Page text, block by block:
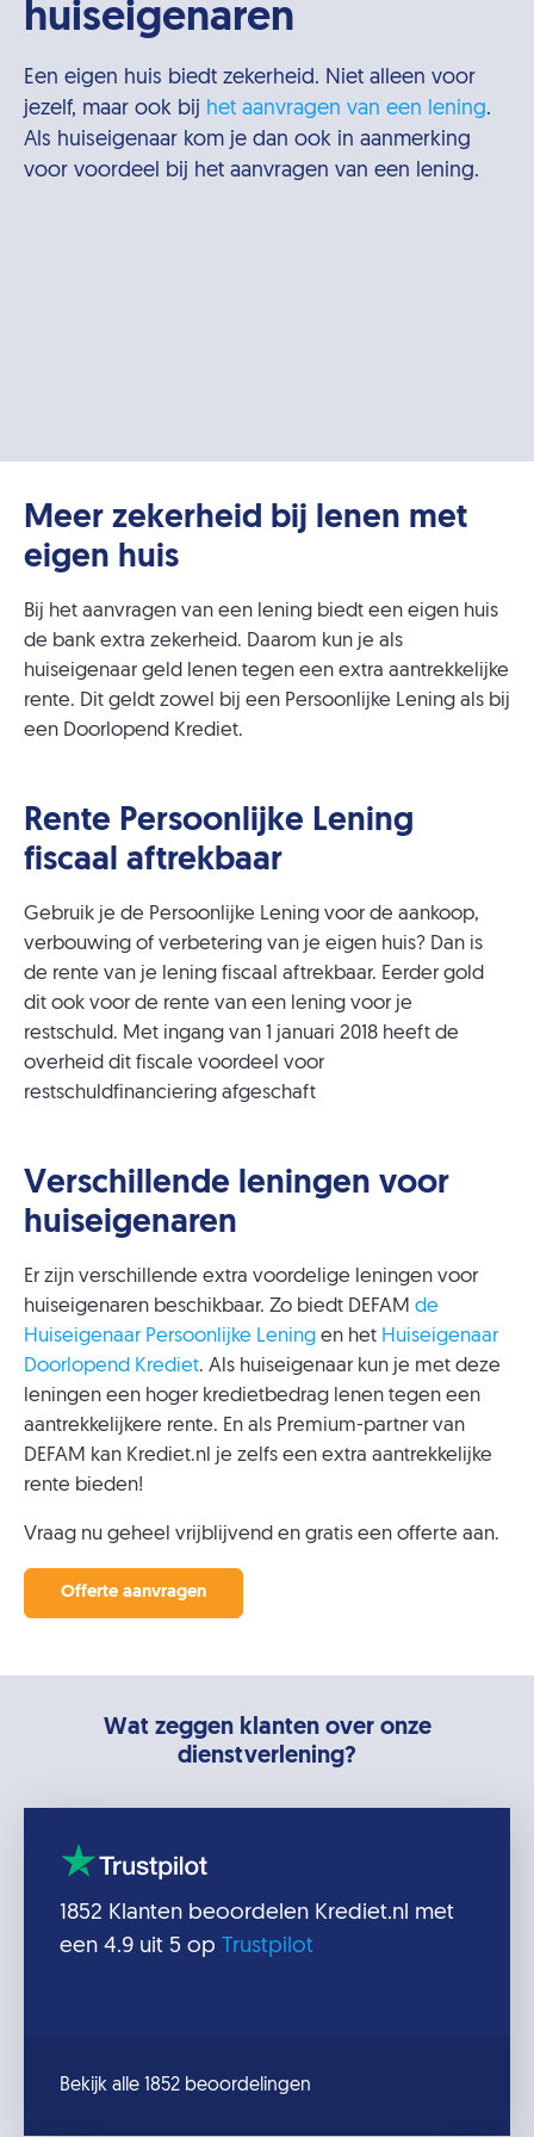
huiseigenaren
Een eigen huis biedt zekerheid. Niet alleen voor
jezelf, maar ook bij het aanvragen van een lening.
Als huiseigenaar kom je dan ook in aanmerking
voor voordeel bij het aanvragen van een lening.
Meer zekerheid bij lenen met
eigen huis
Bij het aanvragen van een lening biedt een eigen huis
de bank extra zekerheid. Daarom kun je als
huiseigenaar geld lenen tegen een extra aantrekkelijke
rente. Dit geldt zowel bij een Persoonlijke Lening als bij
een Doorlopend Krediet.
Rente Persoonlijke Lening
fiscaal aftrekbaar
Gebruik je de Persoonlijke Lening voor de aankoop,
verbouwing of verbetering van je eigen huis? Dan is
de rente van je lening fiscaal aftrekbaar. Eerder gold
dit ook voor de rente van een lening voor je
restschuld. Met ingang van 1 januari 2018 heeft de
overheid dit fiscale voordeel voor
restschuldfinanciering afgeschaft
Verschillende leningen voor
huiseigenaren
Er zijn verschillende extra voordelige leningen voor
huiseigenaren beschikbaar. Zo biedt DEFAM de
Huiseigenaar Persoonlijke Lening en het Huiseigenaar
Doorlopend Krediet. Als huiseigenaar kun je met deze
leningen een hoger kredietbedrag lenen tegen een
aantrekkelijkere rente. En als Premium-partner van
DEFAM kan Krediet.nl je zelfs een extra aantrekkelijke
rente bieden!
Vraag nu geheel vrijblijvend en gratis een offerte aan.
Offerte aanvragen
Wat zeggen klanten over onze
dienstverlening?
1852 Klanten beoordelen Krediet.nl met
een 4.9 uit 5 op Trustpilot
Bekijk alle 1852 beoordelingen